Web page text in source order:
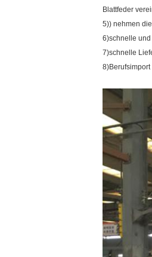
Blattfeder
5)) nehmen
6)schnelle
7)schnelle